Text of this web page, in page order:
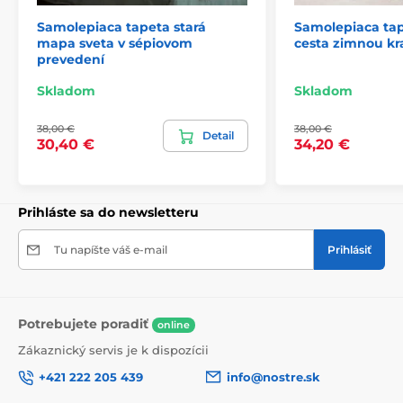
2) Fototapety s úpravou motívu podľa rozmeru
veľkosti, čo môže viesť k jeho miernemu orezaniu. Po
pozrieť presný náhľad. Každá tapeta sa skladá z pásov
širokých 49 cm.
Samolepiaca tapeta stará
mapa sveta v sépiovom
prevedení
Skladom
38,00 €
30,40 €
Detail
Samolepiaca
cesta zimnou
Skladom
38,00 €
34,20 €
Prihláste sa do newsletteru
Tu napíšte váš e-mail Prihlásiť
Potrebujete poradiť online
Zákaznický servis je k dispozícii
+421 222 205 439
info@nostre.sk